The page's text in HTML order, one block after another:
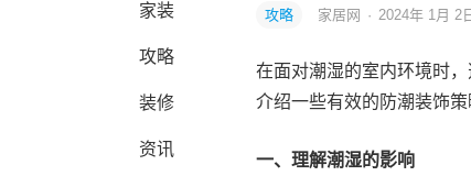
家装
攻略
装修
资讯
攻略 家居网 · 2024年 1月 2
在面对潮湿的室内环境时
介绍一些有效的防潮装饰
一、理解潮湿的影响